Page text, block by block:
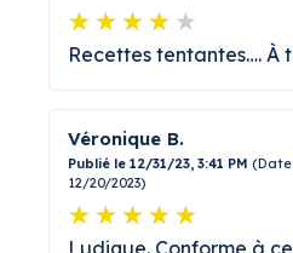
Recettes tentantes…. À
Véronique B.
Publié le 12/31/23, 3:41 PM
12/20/2023)